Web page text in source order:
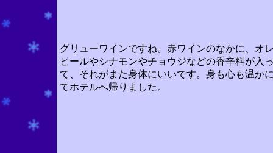
グリューワインですね。赤ワインのなかに、オ
ピールやシナモンやチョウジなどの香辛料が入
て、それがまた身体にいいです。身も心も温か
てホテルへ帰りました。